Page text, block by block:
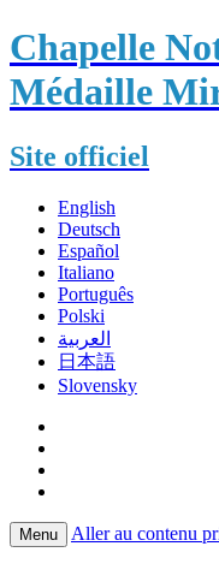
Chapelle
Médaille
Site officiel
English
Deutsch
Español
Italiano
Português
Polski
العربية
日本語
Slovensky
Menu Aller au contenu